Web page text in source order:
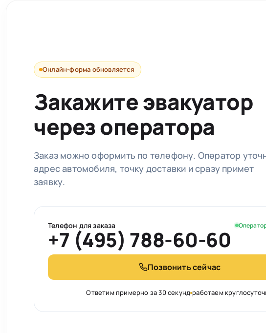
Онлайн-форма обновляется
Закажите эвакуатор
через оператора
Заказ можно оформить по телефону. Оператор
адрес автомобиля, точку доставки и сразу примет
заявку.
Телефон для заказа
+7 (495) 788-60-60
Позвонить сейчас
Ответим примерно за 30 секунд работаем